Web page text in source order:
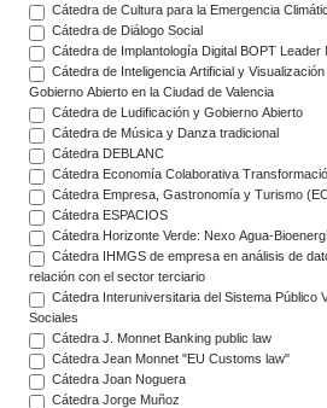
Cátedra de Cultura para la Emergencia
Cátedra de Diálogo Social
Cátedra de Implantología Digital BOPT Leader
Cátedra de Inteligencia Artificial y
Gobierno Abierto en la Ciudad de Valencia
Cátedra de Ludificación y Gobierno Abierto
Cátedra de Música y Danza tradicional
Cátedra DEBLANC
Cátedra Economía Colaborativa
Cátedra Empresa, Gastronomía y Turismo
Cátedra ESPACIOS
Cátedra Horizonte Verde: Nexo Agua-
Cátedra IHMGS de empresa en análisis de
relación con el sector terciario
Cátedra Interuniversitaria del Sistema Público
Sociales
Cátedra J. Monnet Banking public law
Cátedra Jean Monnet "EU Customs law"
Cátedra Joan Noguera
Cátedra Jorge Muñoz